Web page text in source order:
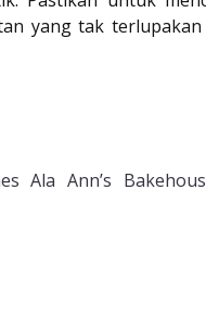
yang tak
Ala Ann’s